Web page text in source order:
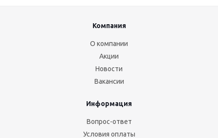
Компания
О компании
Акции
Новости
Вакансии
Информация
Вопрос-ответ
Условия оплаты